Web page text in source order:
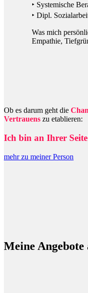
‣ Systemische
‣ Dipl.
Was mich
Empathie,
Ob es darum geht die
Vertrauens zu etablieren:
Ich bin an Ihrer
mehr zu meiner Person
Meine Angebote